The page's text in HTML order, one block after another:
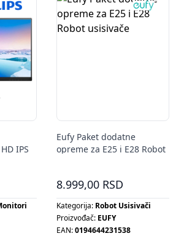
IPS
Eufy Paket dodatne
opreme za E25 i E28 Robot
8.999,00 RSD
Kategorija: Robot Usisivači
Proizvođač: EUFY
EAN:0194644231538